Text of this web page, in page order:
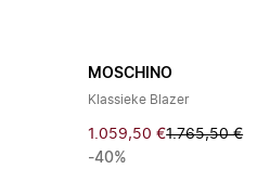
MOSCHINO
Klassieke Blazer
1.059,50 €1.765,50 €
-40%